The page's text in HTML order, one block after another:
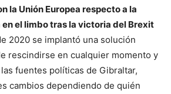
la Unión Europea respecto a la
en el limbo tras la victoria del Brexit
2020 se implantó una solución
rescindirse en cualquier momento y
fuentes políticas de Gibraltar,
cambios dependiendo de quién